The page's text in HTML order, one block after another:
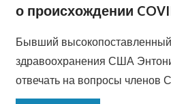
о происхождении
Бывший
здравоохранения США
отвечать на вопросы членов